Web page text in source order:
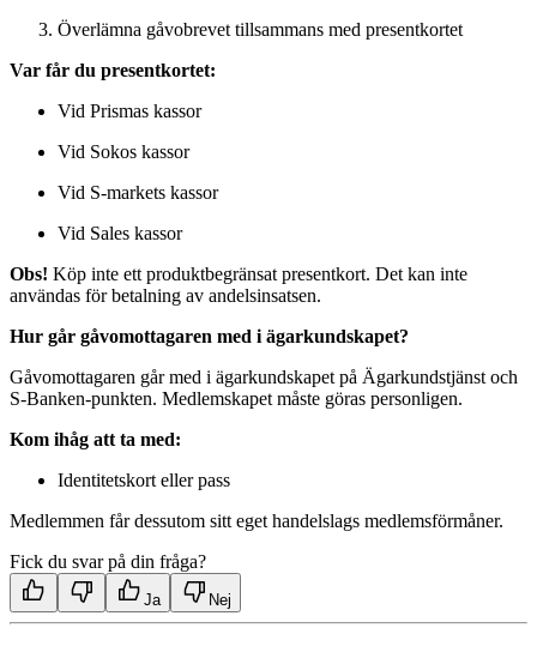
Överlämna gåvobrevet tillsammans med presentkortet
Var får du presentkortet:
Vid Prismas kassor
Vid Sokos kassor
Vid S-markets kassor
Vid Sales kassor
Obs! Köp inte ett produktbegränsat presentkort. Det kan inte
användas för betalning av andelsinsatsen.
Hur går gåvomottagaren med i ägarkundskapet?
Gåvomottagaren går med i ägarkundskapet på Ägarkundstjänst och
S-Banken-punkten. Medlemskapet måste göras personligen.
Kom ihåg att ta med:
Identitetskort eller pass
Medlemmen får dessutom sitt eget handelslags medlemsförmåner.
Fick du svar på din fråga?
Ja Nej